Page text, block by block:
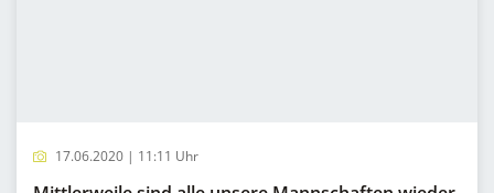
17.06.2020 | 11:11 Uhr